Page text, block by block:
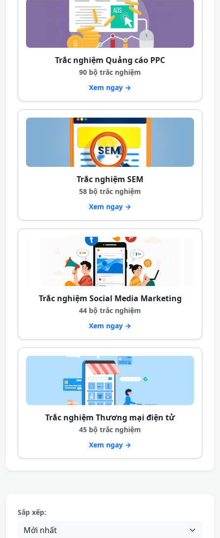
Trắc nghiệm Quảng cáo PPC
90 bộ trắc nghiệm
Xem ngay →
Trắc nghiệm SEM
58 bộ trắc nghiệm
Xem ngay →
Trắc nghiệm Social Media Marketing
44 bộ trắc nghiệm
Xem ngay →
Trắc nghiệm Thương mại điện tử
45 bộ trắc nghiệm
Xem ngay →
Sắp xếp: